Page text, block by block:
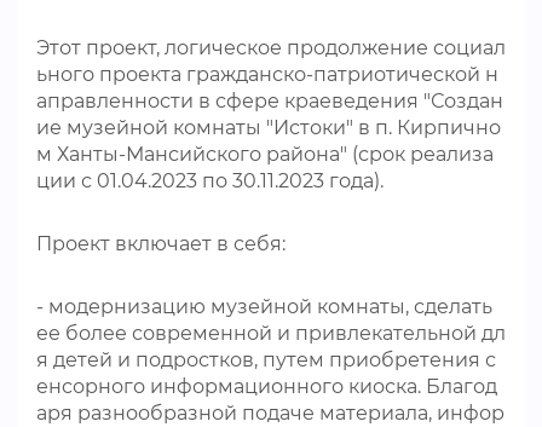
Этот проект, логическое продолжение социал
ьного проекта гражданско-патриотической н
аправленности в сфере краеведения "Создан
ие музейной комнаты "Истоки" в п. Кирпично
м Ханты-Мансийского района" (срок реализа
ции с 01.04.2023 по 30.11.2023 года).
Проект включает в себя:
- модернизацию музейной комнаты, сделать
ее более современной и привлекательной дл
я детей и подростков, путем приобретения с
енсорного информационного киоска. Благод
аря разнообразной подаче материала, инфор